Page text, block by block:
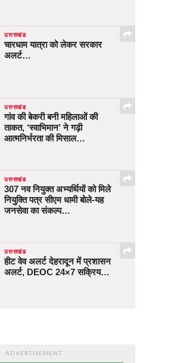
उत्तराखंड
चारधाम यात्रा को लेकर सरकार
अलर्ट…
उत्तराखंड
गांव की बेकरी बनी महिलाओं की
ताकत, ‘स्वाभिमान’ ने गढ़ी
आत्मनिर्भरता की मिसाल…
उत्तराखंड
307 नव नियुक्त अभ्यर्थियों को मिले
नियुक्ति पत्र सीएम धामी बोले-यह
जनसेवा का संकल्प…
उत्तराखंड
हीट वेव अलर्ट देहरादून में प्रशासन
अलर्ट, DEOC 24×7 सक्रिय…
ADVERTISEMENT